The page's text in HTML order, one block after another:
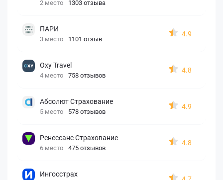
2 место 1303 отзыва
ПАРИ
3 место 1101 отзыв
4.9
Oxy Travel
4 место 758 отзывов
4.8
Абсолют Страхование
5 место 578 отзывов
4.9
Ренессанс Страхование
6 место 475 отзывов
4.8
Ингосстрах